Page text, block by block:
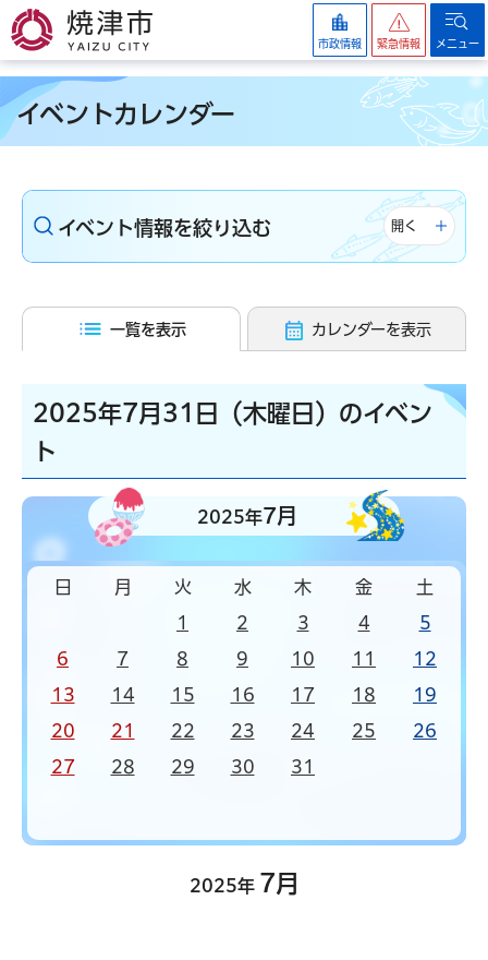
焼津市
市政情報 緊急情報 メニュー
イベントカレンダー
イベント情報を絞り込む 開く
一覧を表示 カレンダーを表示
2025年7月31日（木曜日）のイベン
ト
2025年7月
日 月 火 水 木 金 土
1 2 3 4 5
6 7 8 9 10 11 12
13 14 15 16 17 18 19
20 21 22 23 24 25 26
27 28 29 30 31
2025年 7月